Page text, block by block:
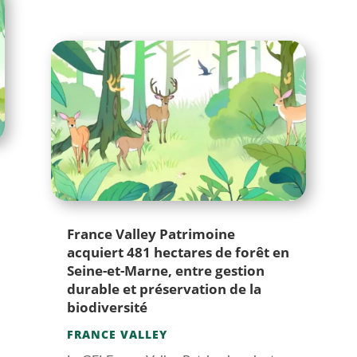
France Valley Patrimoine
acquiert 481 hectares de forêt en
Seine-et-Marne, entre gestion
durable et préservation de la
biodiversité
FRANCE VALLEY